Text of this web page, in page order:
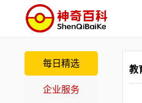
每日精选
企业服务
教